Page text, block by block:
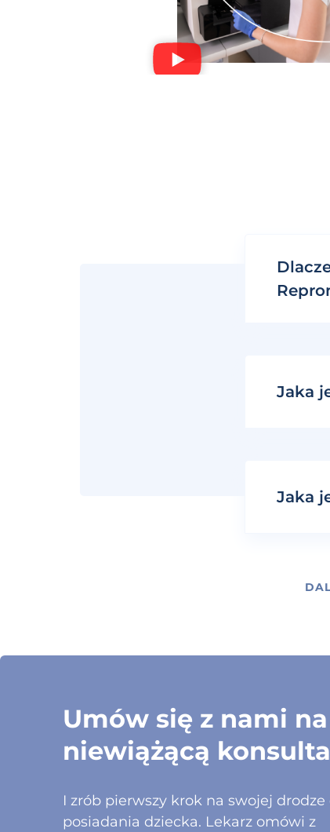
Jaka
Jaka
Umów się z nami na
niewiążącą
I zrób pierwszy krok na swojej drodze
posiadania dziecka. Lekarz omówi z